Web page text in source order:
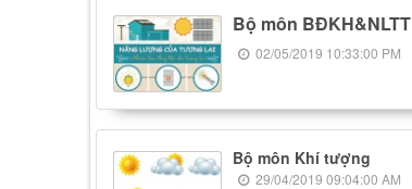
Bộ môn BĐKH&NLTT
02/05/2019 10:33:00 PM
Bộ môn Khí tượng
29/04/2019 09:04:00 AM